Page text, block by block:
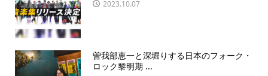
2023.10.07
曽我部恵一と深堀りする日本のフォーク・
ロック黎明期 ...